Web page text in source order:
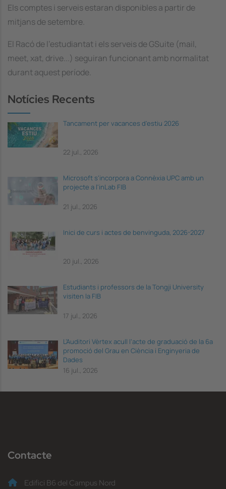
Els comptes i serveis estaran disponibles a partir de
mitjans de setembre.
El Racó de l'estudiantat i els serveis de GSuite (mail,
meet, xat, drive...) seguiran funcionant amb normalitat
durant aquest període.
Notícies Recents
Tancament per vacances d'estiu 2026
22 jul., 2026
Microsoft s'incorpora a Connèxia UPC amb un
projecte a l'inLab FIB
21 jul., 2026
Inici de curs i actes de benvinguda, 2026-2027
20 jul., 2026
Estudiants i professors de la Tongji University
visiten la FIB
17 jul., 2026
L’Auditori Vèrtex acull l’acte de graduació de la 6a
promoció del Grau en Ciència i Enginyeria de
Dades
16 jul., 2026
Contacte
Edifici B6 del Campus Nord